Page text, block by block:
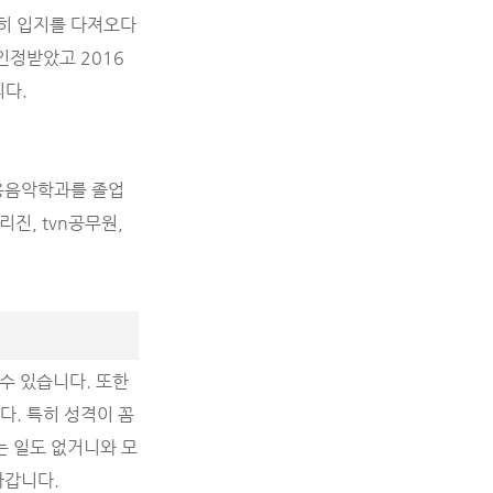
입지를 다져오다
정받았고 2016
다.
악학과를 졸업
진, tvn공무원,
있습니다. 또한
. 특히 성격이 꼼
일도 없거니와 모
니다.